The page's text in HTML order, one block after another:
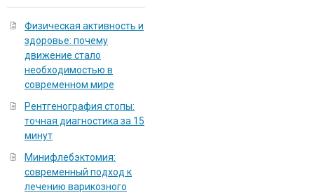
Физическая активность и
здоровье: почему
движение стало
необходимостью в
современном мире
Рентгенография стопы:
точная диагностика за 15
минут
Минифлебэктомия:
современный подход к
лечению варикозного